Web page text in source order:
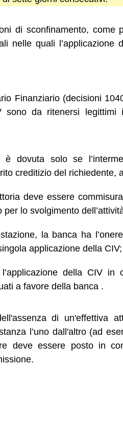
di sconfinamento,
nelle quali
Finanziario (decisioni
da ritenersi legittimi
è dovuta solo se
creditizio del richiedente,
deve essere
per lo svolgimento
la banca ha
applicazione della CIV;
della CIV in
a favore della banca .
di un'effettiva
l’uno dall'altro (ad
deve essere posto in